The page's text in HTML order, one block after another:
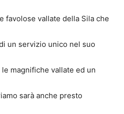
favolose vallate della Sila che
un servizio unico nel suo
magnifiche vallate ed un
sarà anche presto